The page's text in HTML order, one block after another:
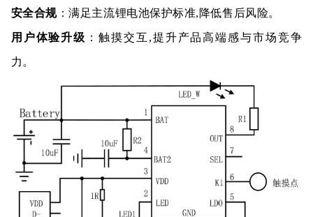
安全合规：满足主流锂电池保护标准,降低售后风险。
用户体验升级 ：触摸交互,提升产品高端感与市场竞争
力。